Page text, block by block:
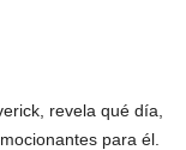
revela qué día,
para él.